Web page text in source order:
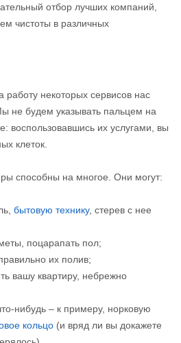
отбор лучших компаний,
чистоты в различных
некоторых сервисов нас
не будем указывать пальцем на
воспользовавшись их услугами, вы
клеток.
способны на многое. Они могут:
бытовую технику, стерев с нее
поцарапать пол;
их полив;
вашу квартиру, небрежно
нибудь – к примеру, норковую
кольцо(и вряд ли вы докажете